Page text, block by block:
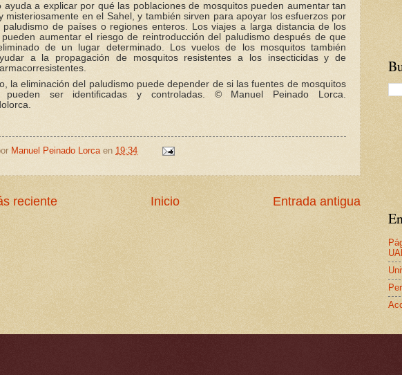
ayuda a explicar por qué las poblaciones de mosquitos pueden aumentar tan
misteriosamente en el Sahel, y también sirven para apoyar los esfuerzos por
paludismo de países o regiones enteros. Los viajes a larga distancia de los
pueden aumentar el riesgo de reintroducción del paludismo después de que
de un lugar determinado. Los vuelos de los mosquitos también
a la propagación de mosquitos resistentes a los insecticidas y de
la eliminación del paludismo puede depender de si las fuentes de mosquitos
pueden ser identificadas y controladas. ©Manuel Peinado Lorca.
Manuel Peinado Lorca en 19:34
reciente Entrada antigua
Inicio